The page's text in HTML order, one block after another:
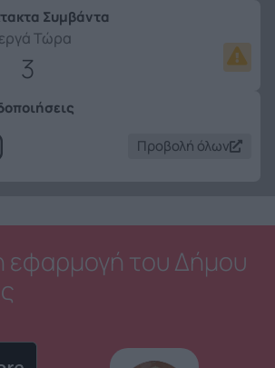
Συμβάντα
Τώρα
3
Προβολή όλων
εφαρμογή του Δήμου